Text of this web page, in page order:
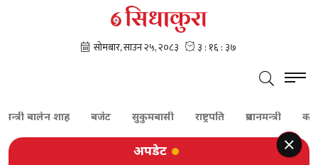
बालेन शाह बजेट सुकुमबासी राष्ट्रपति प्रधानमन्त्री कांग्रेस
अपडेट